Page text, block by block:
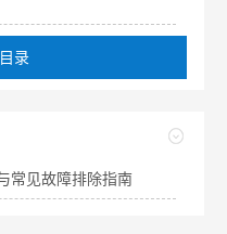
录
常见故障排除指南